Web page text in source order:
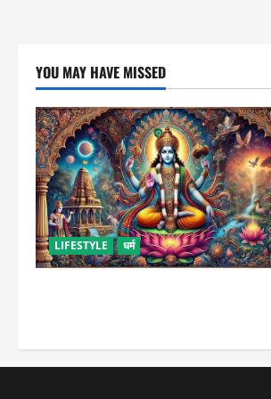
YOU MAY HAVE MISSED
LIFESTYLE धर्म